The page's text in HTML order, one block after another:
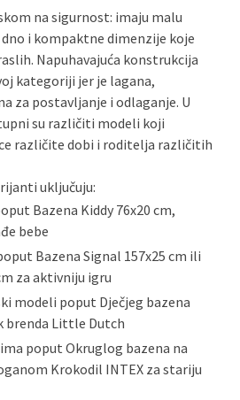
na sigurnost: imaju malu
i kompaktne dimenzije koje
Napuhavajuća konstrukcija
kategoriji jer je lagana,
za postavljanje i odlaganje. U
su različiti modeli koji
različite dobi i roditelja različitih
uključuju:
Bazena Kiddy 76x20 cm,
bebe
Bazena Signal 157x25 cm ili
za aktivniju igru
modeli poput Dječjeg bazena
brenda Little Dutch
poput Okruglog bazena na
Krokodil INTEX za stariju